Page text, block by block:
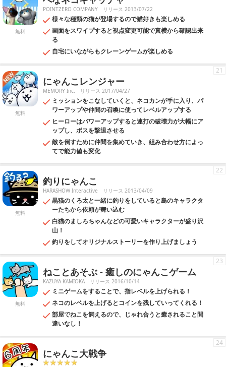
無料
POINTZERO COMPANY リリース 2013/07/22
様々な種類の猫が登場するので猫好きも楽しめる
画面をスワイプすると視点変更可能で真横から確認出来
る
自宅にいながらもクレーンゲームが楽しめる
無料
にゃんこレンジャー
MEMORY Inc. リリース 2017/04/27
ミッションをこなしていくと、ネコカンが手に入り、パ
ワーアップや仲間の召喚に使ってレベルアップする
ヒーローはパワーアップすると連打の破壊力が大幅にア
ップし、ボスを撃退させる
敵を倒すために仲間を集めていき、組み合わせ方によっ
てで能力値も変化
21
無料
釣りにゃんこ
HARASHOW Interactive リリース 2013/04/09
黒猫のくろ太と一緒に釣りをしていると島のキャラクタ
ーたちから依頼が舞い込む
白猫のましろちゃんなどの可愛いキャラクターが盛り沢
山！
釣りをしてオリジナルストーリーを作り上げましょう
22
無料
ねことあそぶ - 癒しのにゃんこゲーム
KAZUYA KAMIOKA リリース 2016/10/14
ミニゲームをすることで、指レベルを上げられる！
ネコのレベルを上げるとコインを残していってくれる！
部屋でねこを飼えるので、じゃれ合うと癒されること間
違いなし！
23
にゃんこ大戦争
24